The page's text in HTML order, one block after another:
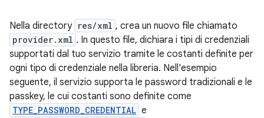
Nella directory res/xml , crea un nuovo file chiamato
provider.xml . In questo file, dichiara i tipi di credenziali
supportati dal tuo servizio tramite le costanti definite per
ogni tipo di credenziale nella libreria. Nell'esempio
seguente, il servizio supporta le password tradizionali e le
passkey, le cui costanti sono definite come
TYPE_PASSWORD_CREDENTIAL e